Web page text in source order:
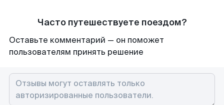
Часто путешествуете поездом?
Оставьте комментарий — он поможет
пользователям принять решение